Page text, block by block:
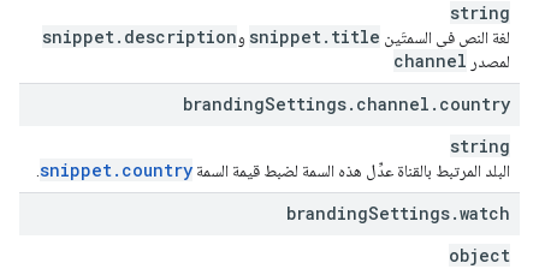
string
لغة النص في السمتَين snippet. title و snippet. description
لمصدر channel
brandingSettings. channel . country
string
البلد المرتبط بالقناة عدِّل هذه السمة لضبط قيمة السمة snippet. country
brandingSettings.watch
object